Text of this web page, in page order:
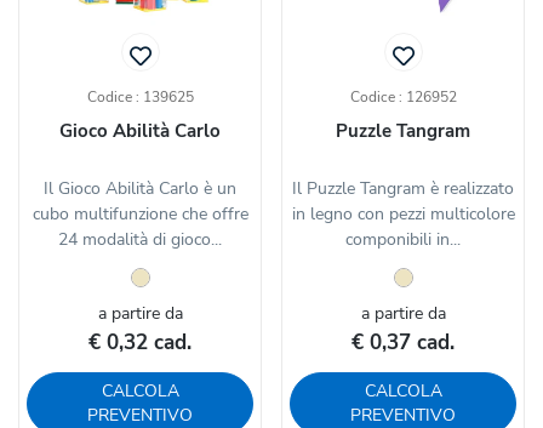
Codice : 139625
Gioco Abilità Carlo
Il Gioco Abilità Carlo è un
cubo multifunzione che offre
24 modalità di gioco...
a partire da
€ 0,32 cad.
CALCOLA
PREVENTIVO
Codice : 126952
Puzzle Tangram
Il Puzzle Tangram è realizzato
in legno con pezzi multicolore
componibili in...
a partire da
€ 0,37 cad.
CALCOLA
PREVENTIVO